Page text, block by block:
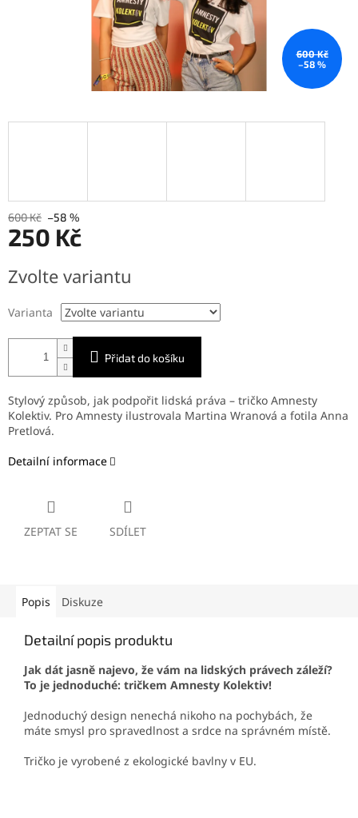
600 Kč
–58 %
600 Kč –58 %
250 Kč
cena:
Zvolte variantu
Varianta
Přidat do košíku
Stylový způsob, jak podpořit lidská práva – tričko Amnesty
Kolektiv. Pro Amnesty ilustrovala Martina Wranová a fotila Anna
Pretlová.
Detailní informace
ZEPTAT SE SDÍLET
Popis Diskuze
Detailní popis produktu
Jak dát jasně najevo, že vám na lidských právech záleží?
To je jednoduché: tričkem Amnesty Kolektiv!
Jednoduchý design nenechá nikoho na pochybách, že
máte smysl pro spravedlnost a srdce na správném místě.
Tričko je vyrobené z ekologické bavlny v EU.